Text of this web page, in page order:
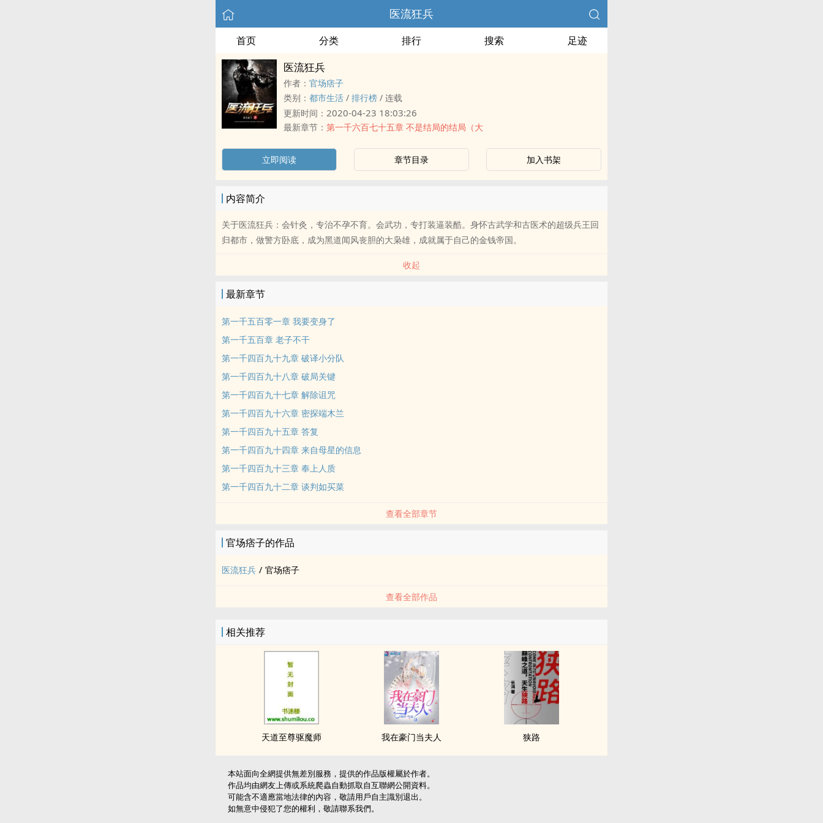
医流狂兵
首页 分类 排行 搜索 足迹
医流狂兵
作者： 官场痞子
类别： 都市生活 / 排行榜 / 连载
更新时间： 2020-04-23 18:03:26
最新章节： 第一千六百七十五章 不是结局的结局（大
立即阅读 章节目录 加入书架
内容简介
关于医流狂兵：会针灸，专治不孕不育。会武功，专打装逼装酷。身怀古武学和古医术的超级兵王回
归都市，做警方卧底，成为黑道闻风丧胆的大枭雄，成就属于自己的金钱帝国。
收起
最新章节
第一千五百零一章 我要变身了
第一千五百章 老子不干
第一千四百九十九章 破译小分队
第一千四百九十八章 破局关键
第一千四百九十七章 解除诅咒
第一千四百九十六章 密探端木兰
第一千四百九十五章 答复
第一千四百九十四章 来自母星的信息
第一千四百九十三章 奉上人质
第一千四百九十二章 谈判如买菜
查看全部章节
官场痞子的作品
医流狂兵 / 官场痞子
查看全部作品
相关推荐
天道至尊驱魔师 我在豪门当夫人 狭路
本站面向全網提供無差別服務，提供的作品版權屬於作者。
作品均由網友上傳或系統爬蟲自動抓取自互聯網公開資料。
可能含不適應當地法律的內容，敬請用戶自主識別退出。
如無意中侵犯了您的權利，敬請聯系我們。